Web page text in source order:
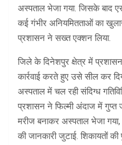
अस्पताल भेजा गया. जिसके बाद
कई गंभीर अनियमितताओं का
प्रशासन ने सख्त एक्शन लिया.
जिले के दिनेशपुर क्षेत्र में
कार्रवाई करते हुए उसे सील कर
अस्पताल में चल रही संदिग्ध
प्रशासन ने फिल्मी अंदाज में गुप्त
मरीज बनाकर अस्पताल भेजा
की जानकारी जुटाई. शिकायतों की